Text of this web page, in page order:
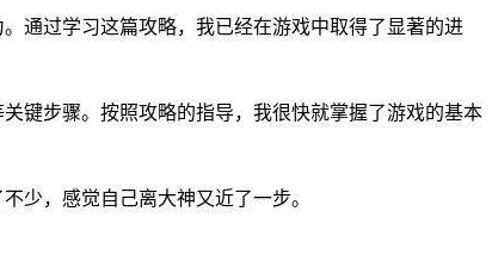
通过学习这篇攻略，我已经在游戏中取得了显著的进
键步骤。按照攻略的指导，我很快就掌握了游戏的基本
少，感觉自己离大神又近了一步。